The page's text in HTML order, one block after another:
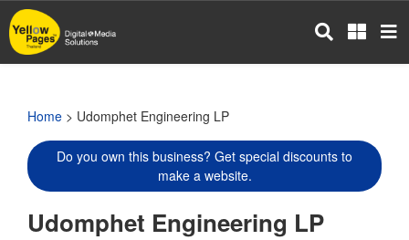
Skip
to
main
Home > Udomphet Engineering LP
Do you own this business? Get special discounts to
make a website.
Udomphet Engineering LP